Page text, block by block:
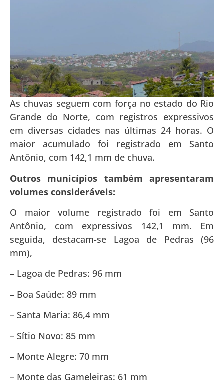
As chuvas seguem com força no estado do Rio
Grande do Norte, com registros expressivos
em diversas cidades nas últimas 24 horas. O
maior acumulado foi registrado em Santo
Antônio, com 142,1 mm de chuva.
Outros municípios também apresentaram
volumes consideráveis:
O maior volume registrado foi em Santo
Antônio, com expressivos 142,1 mm. Em
seguida, destacam-se Lagoa de Pedras (96
mm),
– Lagoa de Pedras: 96 mm
– Boa Saúde: 89 mm
– Santa Maria: 86,4 mm
– Sítio Novo: 85 mm
– Monte Alegre: 70 mm
– Monte das Gameleiras: 61 mm